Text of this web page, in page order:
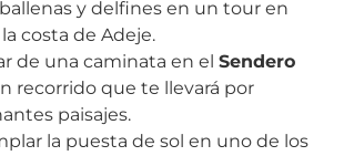
ballenas y delfines en un tour en
costa de Adeje.
de una caminata en el Sendero
recorrido que te llevará por
paisajes.
la puesta de sol en uno de los